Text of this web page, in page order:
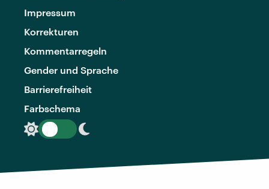
Impressum
Korrekturen
Kommentarregeln
Gender und Sprache
Barrierefreiheit
Farbschema